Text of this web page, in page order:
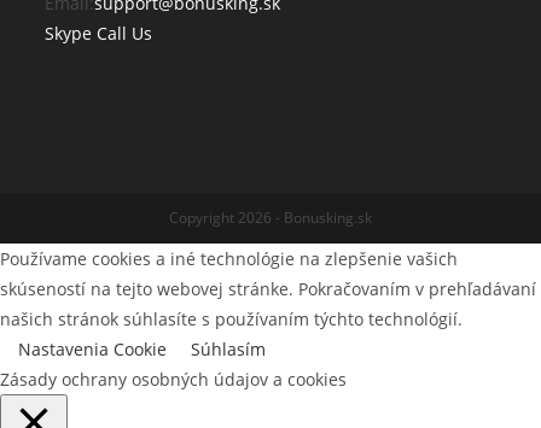
Skype Call Us
Copyright 2026 - Bonusking.sk
Používame cookies a iné technológie na zlepšenie vašich
skúseností na tejto webovej stránke. Pokračovaním v prehľadávaní
našich stránok súhlasíte s používaním týchto technológií.
Nastavenia Cookie
Súhlasím
Zásady ochrany osobných údajov a cookies